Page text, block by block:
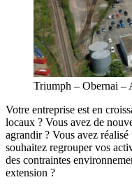
Triumph – Obernai –
Votre entreprise est en
locaux ? Vous avez de
agrandir ? Vous avez
souhaitez regrouper vos
des contraintes
extension ?